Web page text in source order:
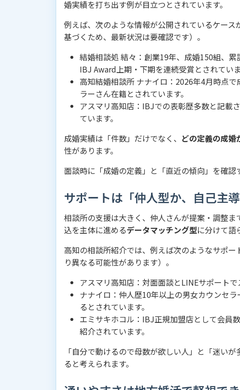
婚実績を打ち出す例が目立つとされています。
例えば、次のような情報が公開されているケー
基づくため、最新状況は要確認です）。
結婚相談処 結々：創業19年、成婚150組、
IBJ Award上期・下期を連続受賞とされていま
高知結婚相談所 ナナイロ：2026年4月時点
ラーさん在籍とされています。
アスマリ高知店：IBJでの表彰歴多数と記載
ています。
成婚実績は「件数」だけでなく、 どの定義の成婚
性があります。
面談時に「成婚の定義」と「直近の傾向」を確認
サポートは「仲人型か、自己主
相談所の支援は大きく、仲人さんが提案・調整ま
込を主体に進めるデータマッチング型に分けて語
高知の相談所紹介では、例えば次のようなサポ
り異なる可能性があります）。
アスマリ高知店：対面面談とLINEサポート
ナナイロ：仲人歴10年以上の男女カウンセ
るとされています。
エミサキホコル：IBJ正規加盟店として会員
紹介されています。
「自分で動けるので母数が欲しい人」と「迷い
ると考えられます。